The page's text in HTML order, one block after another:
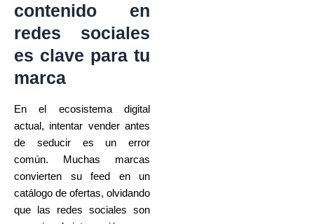
contenido en
redes sociales
es clave para tu
marca
En el ecosistema digital
actual, intentar vender antes
de seducir es un error
común. Muchas marcas
convierten su feed en un
catálogo de ofertas, olvidando
que las redes sociales son